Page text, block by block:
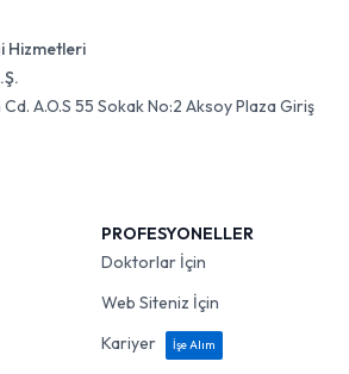
Hizmetleri
A.O.S 55 Sokak No:2 Aksoy Plaza Giriş
PROFESYONELLER
Doktorlar İçin
Web Siteniz İçin
Kariyer
İşe Alım